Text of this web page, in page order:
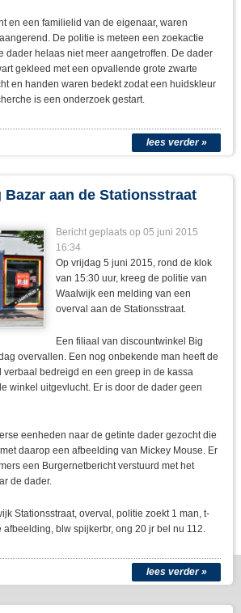
en een familielid van de eigenaar, waren
De politie is meteen een zoekactie
dader helaas niet meer aangetroffen. De dader
gekleed met een opvallende grote zwarte
en handen waren bedekt zodat een huidskleur
is een onderzoek gestart.
lees verder »
aan de Stationsstraat
Bericht geplaats op 05 juni 2015
16:34
Op vrijdag 5 juni 2015, rond de klok
van 15:30 uur, kreeg de politie van
Waalwijk een melding van een
overval aan de Stationsstraat.
Een filiaal van discountwinkel Big
overvallen. Een nog onbekende man heeft de
verbaal bedreigd en een greep in de kassa
winkel uitgevlucht. Er is door de dader geen
eenheden naar de getinte dader gezocht die
daarop een afbeelding van Mickey Mouse. Er
een Burgernetbericht verstuurd met het
de dader.
Stationsstraat, overval, politie zoekt 1 man, t-
afbeelding, blw spijkerbr, ong 20 jr bel nu 112.
lees verder »